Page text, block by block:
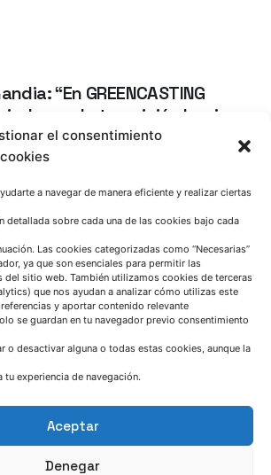
el consentimiento
a navegar de manera eficiente y realizar ciertas
detallada sobre cada una de las cookies bajo cada
Las cookies categorizadas como “Necesarias”
ya que son esenciales para permitir las
del sitio web. También utilizamos cookies de terceras
que nos ayudan a analizar cómo utilizas este
y aportar contenido relevante
se guardan en tu navegador previo consentimiento
o desactivar alguna o todas estas cookies, aunque la
tu experiencia de navegación.
Aceptar
Denegar
“En GREENCASTING
que la transición hacia
inorgánicos en
es viable a partir de un
de cada proceso”
project Noticia
de AZTERLAN durante el